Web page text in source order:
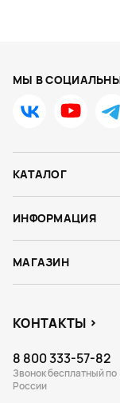
МЫ В
КАТАЛОГ
ИНФОРМАЦИЯ
МАГАЗИН
КОНТАКТЫ
8 800 333-57-82
Звонок бесплатный по
России